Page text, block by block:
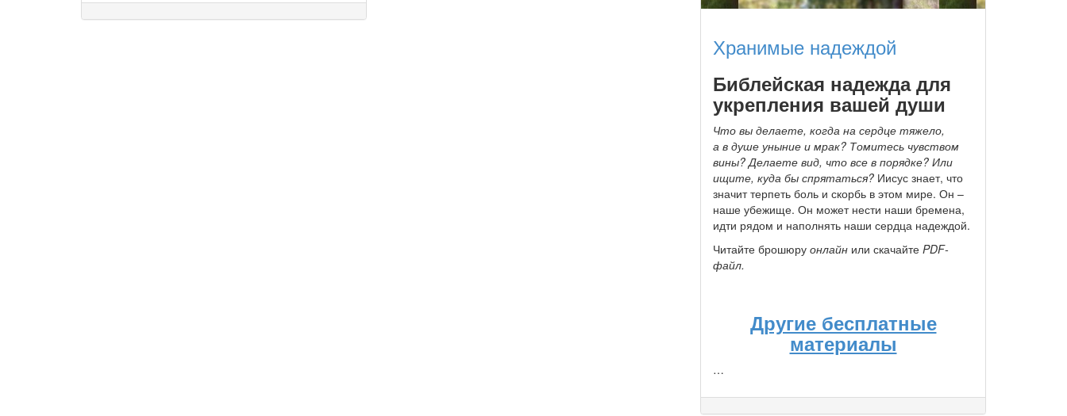
Хранимые надеждой
Библейская надежда для
укрепления вашей души
Что вы делаете, когда на сердце тяжело,
а в душе уныние и мрак? Томитесь чувством
вины? Делаете вид, что все в порядке? Или
ищите, куда бы спрятаться? Иисус знает, что
значит терпеть боль и скорбь в этом мире. Он –
наше убежище. Он может нести наши бремена,
идти рядом и наполнять наши сердца надеждой.
Читайте брошюру онлайн или скачайте PDF-
файл.
Другие бесплатные
материалы
…